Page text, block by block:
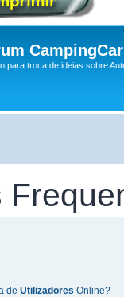
para troca de ideias sobre
de Utilizadores Online?